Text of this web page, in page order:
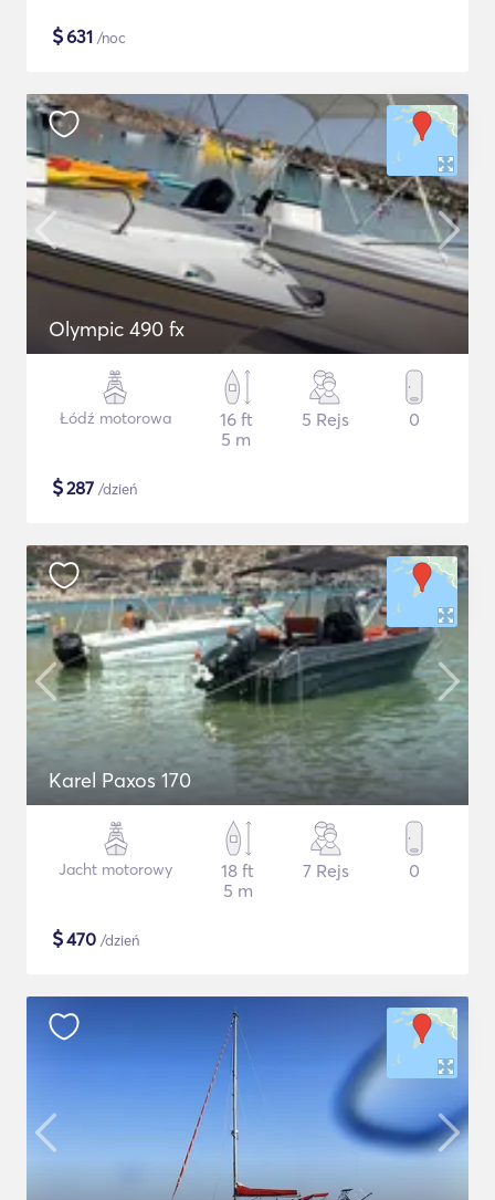
$631 /noc
Olympic 490 fx
Łódź motorowa
16 ft
5 m
5 Rejs 0
$287 /dzień
Karel Paxos 170
Jacht motorowy
18 ft
5 m
7 Rejs 0
$470 /dzień